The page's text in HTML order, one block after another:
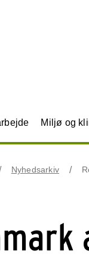
Miljø og
Nyhedsarkiv